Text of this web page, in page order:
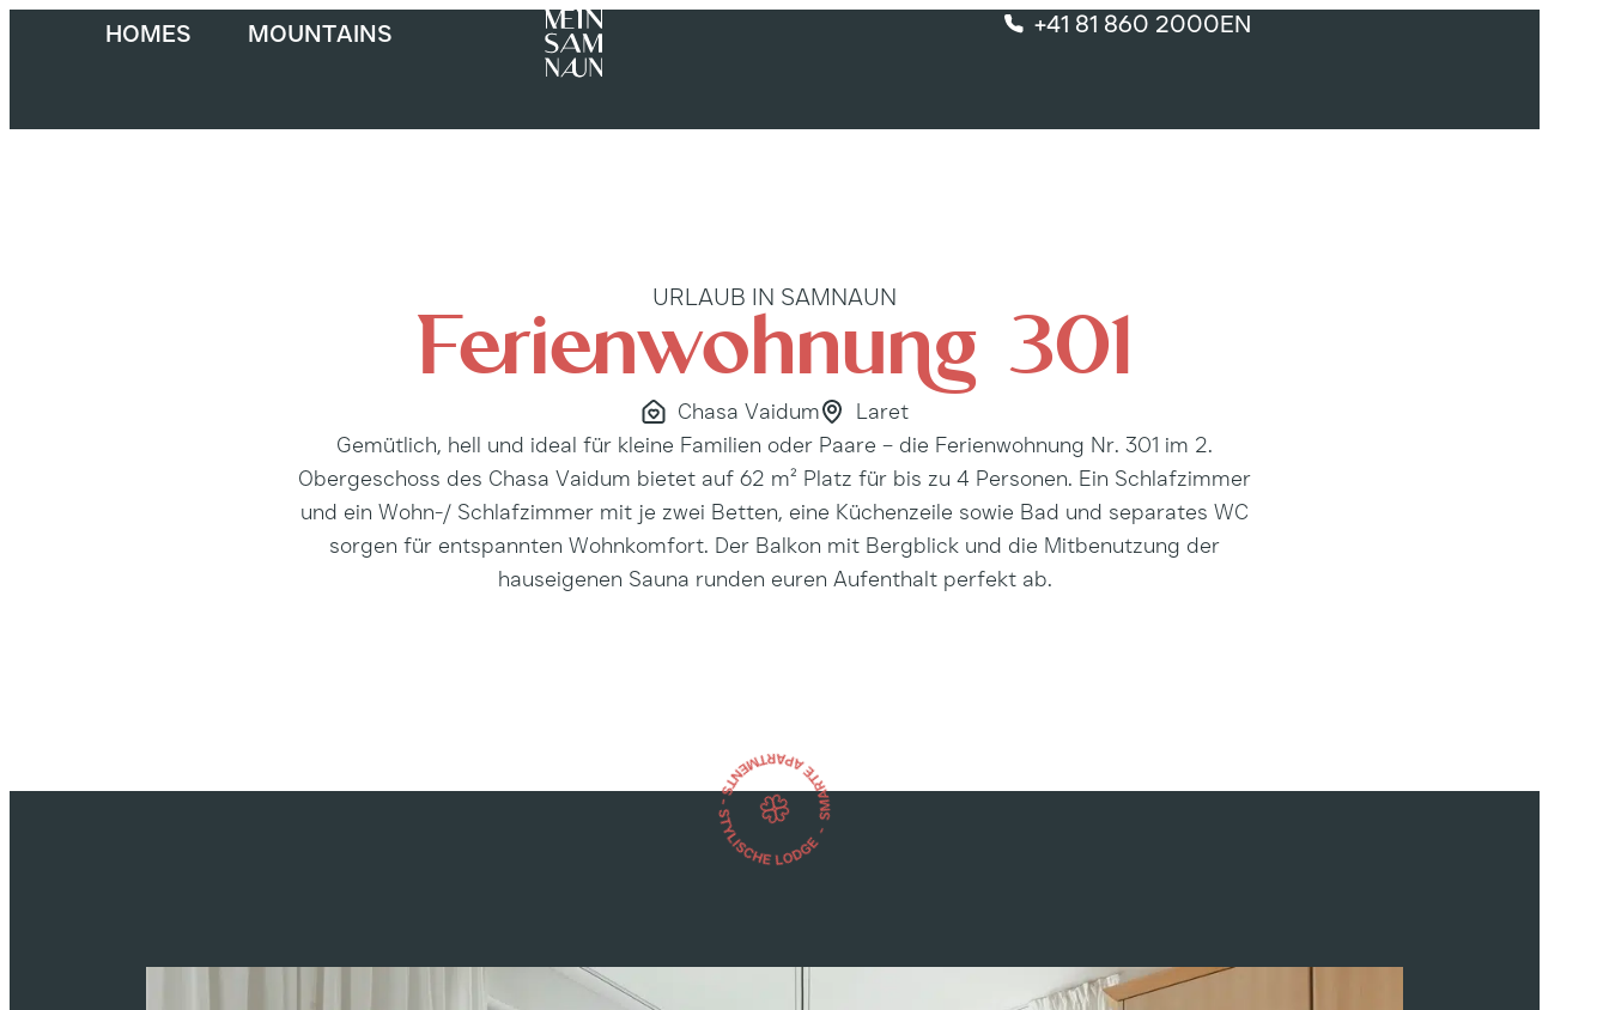
HOMES MOUNTAINS +41 81 860 2000EN
URLAUB IN SAMNAUN
Ferien­wohnung 301
Chasa Vaidum
Laret
Gemütlich, hell und ideal für kleine Familien oder Paare – die Ferienwohnung Nr. 301 im 2.
Obergeschoss des Chasa Vaidum bietet auf 62 m² Platz für bis zu 4 Personen. Ein Schlafzimmer
und ein Wohn-/ Schlafzimmer mit je zwei Betten, eine Küchenzeile sowie Bad und separates WC
sorgen für entspannten Wohnkomfort. Der Balkon mit Bergblick und die Mitbenutzung der
hauseigenen Sauna runden euren Aufenthalt perfekt ab.